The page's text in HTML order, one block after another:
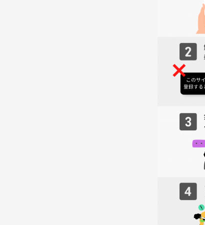
7月〜10月は🐝の活動期なので黒色の服装や
・高速SA、道の駅、現地飲食施設などを予定
新宿駅到着は20時頃を予定しており、そのま
・雨天・荒天は中止となります。天候を理由
・車の手配と運転は主催者（第2種運転免許
・参加予定人数が合計3名以下の場合は数日
セルがあった場合は最小催行人数に関わらず、
・終了時間は概算のため前後すると思います